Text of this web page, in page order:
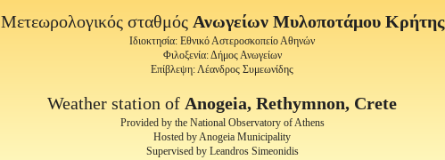
Μετεωρολογικός σταθμός Ανωγείων Μυλοποτάμου Κρήτης
Ιδιοκτησία: Εθνικό Αστεροσκοπείο Αθηνών
Φιλοξενία: Δήμος Ανωγείων
Επίβλεψη: Λέανδρος Συμεωνίδης
Weather station of Anogeia, Rethymnon, Crete
Provided by the National Observatory of Athens
Hosted by Anogeia Municipality
Supervised by Leandros Simeonidis